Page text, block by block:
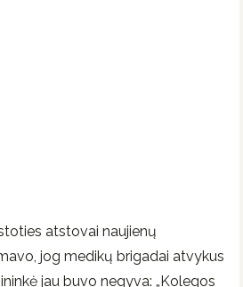
atstovai naujienų
jog medikų brigadai atvykus
jau buvo negyva: „Kolegos